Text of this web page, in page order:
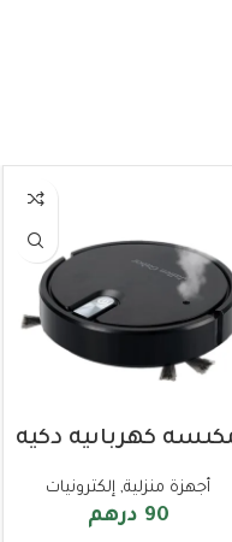
كهربائية ذكية
أجهزة منزلية, إلكترونيات
90 درهم